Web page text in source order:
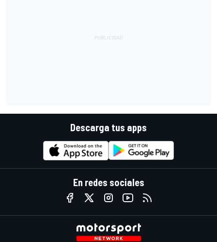
Descarga tus apps
En redes sociales